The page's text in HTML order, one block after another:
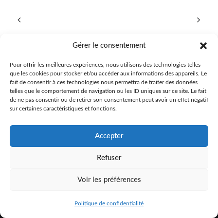
Gérer le consentement
Pour offrir les meilleures expériences, nous utilisons des technologies telles
que les cookies pour stocker et/ou accéder aux informations des appareils. Le
fait de consentir à ces technologies nous permettra de traiter des données
telles que le comportement de navigation ou les ID uniques sur ce site. Le fait
de ne pas consentir ou de retirer son consentement peut avoir un effet négatif
sur certaines caractéristiques et fonctions.
Accepter
Refuser
Voir les préférences
Politique de confidentialité
info@horites.com